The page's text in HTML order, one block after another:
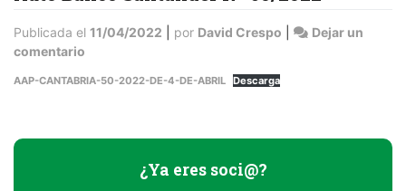
Publicada el 11/04/2022 por David Crespo
Dejar un
comentario
Banco
AAP-CANTABRIA-50-2022-DE-4-DE-ABRIL Descarga
¿Ya eres soci@?